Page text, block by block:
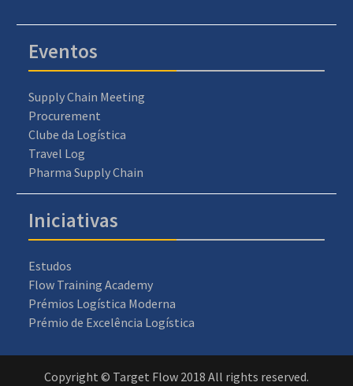
Eventos
Supply Chain Meeting
Procurement
Clube da Logística
Travel Log
Pharma Supply Chain
Iniciativas
Estudos
Flow Training Academy
Prémios Logística Moderna
Prémio de Excelência Logística
Copyright © Target Flow 2018 All rights reserved.